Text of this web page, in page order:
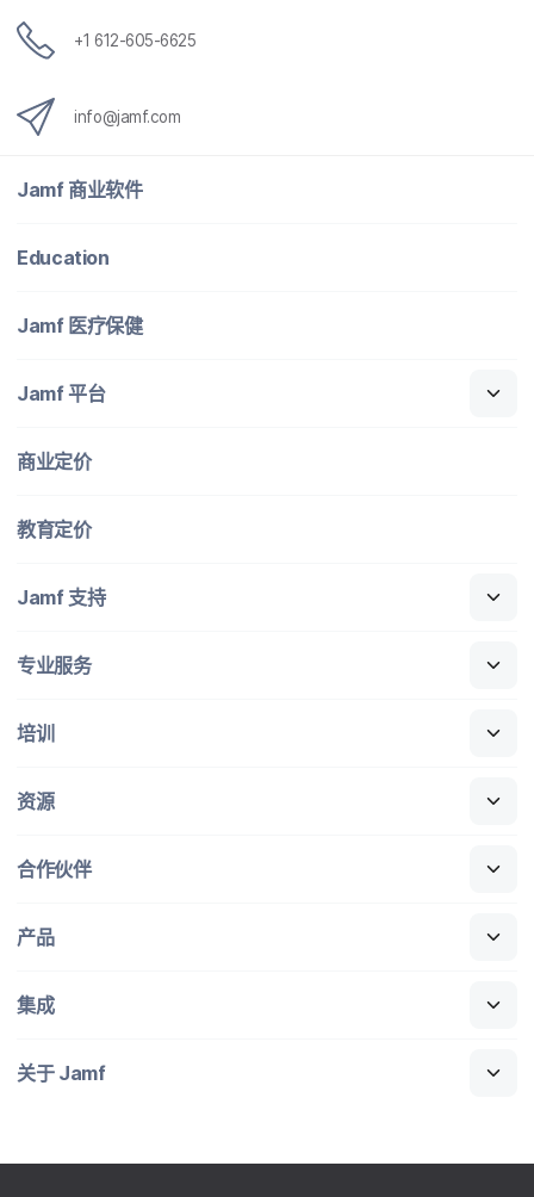
+1 612-605-6625
info@jamf.com
Jamf 商业​软件
Education
Jamf 医​疗​保健
Jamf平台
商业定​价
教育定​价
Jamf 支持
专业​服务
培训
资源
合作​伙伴
产品
集成
关于Jamf